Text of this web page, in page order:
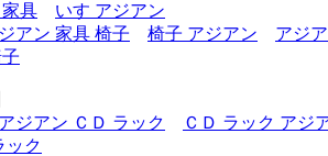
具
いす アジアン
アン 家具 椅子 椅子 アジアン
アジ
アジアン ＣＤ ラック
ＣＤ ラック アジ
ック